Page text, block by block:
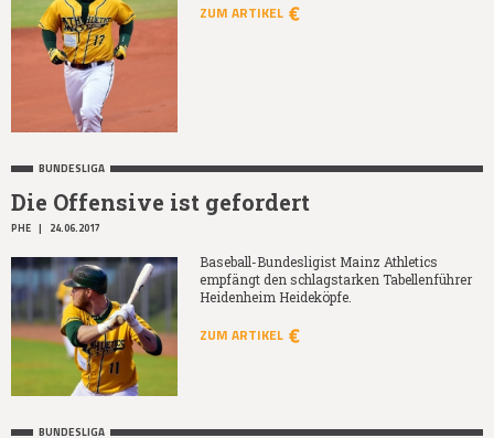
ZUM ARTIKEL
BUNDESLIGA
Die Offensive ist gefordert
PHE | 24.06.2017
Baseball-Bundesligist Mainz Athletics
empfängt den schlagstarken Tabellenführer
Heidenheim Heideköpfe.
ZUM ARTIKEL
BUNDESLIGA